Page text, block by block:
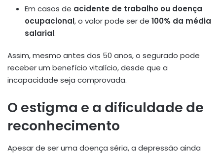
Em casos de acidente de trabalho ou doença
ocupacional, o valor pode ser de 100% da média
salarial.
Assim, mesmo antes dos 50 anos, o segurado pode
receber um benefício vitalício, desde que a
incapacidade seja comprovada.
O estigma e a dificuldade de
reconhecimento
Apesar de ser uma doença séria, a depressão ainda